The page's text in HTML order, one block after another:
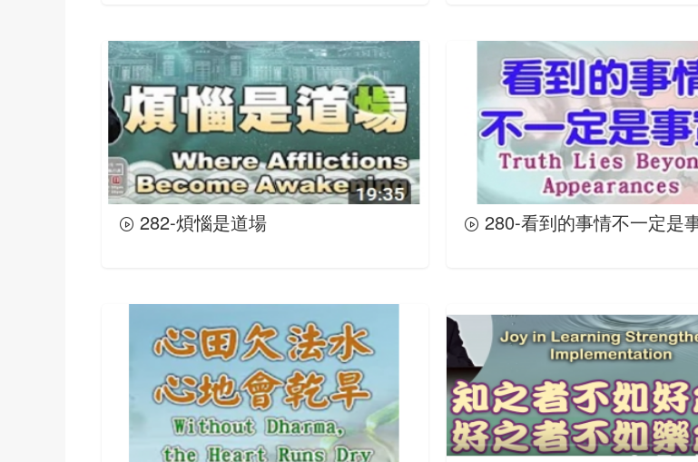
282-煩惱是道場 280-看到的事情不一定是